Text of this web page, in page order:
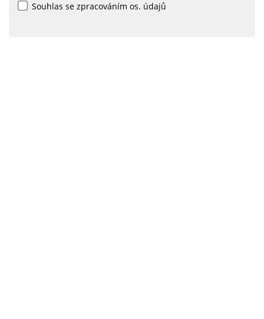
Souhlas se zpracováním os. údajů